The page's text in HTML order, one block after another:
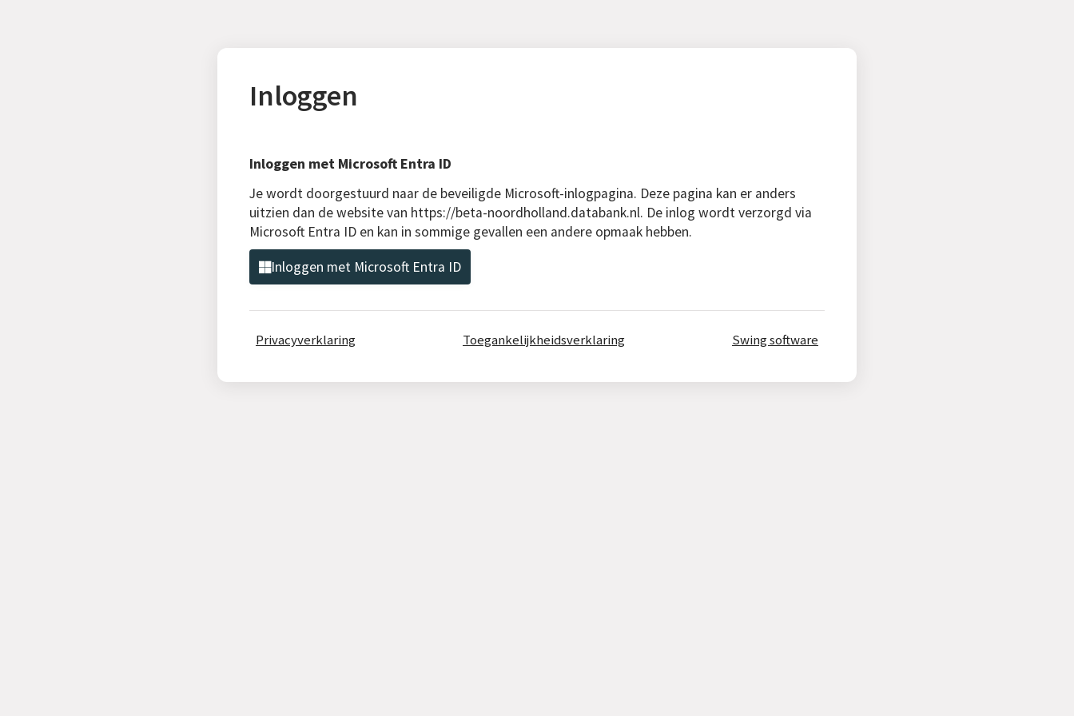
Inloggen
Inloggen met Microsoft Entra ID
Je wordt doorgestuurd naar de beveiligde Microsoft-inlogpagina. Deze pagina kan er anders
uitzien dan de website van https://beta-noordholland.databank.nl. De inlog wordt verzorgd via
Microsoft Entra ID en kan in sommige gevallen een andere opmaak hebben.
Inloggen met Microsoft Entra ID
Privacyverklaring Toegankelijkheidsverklaring Swing software